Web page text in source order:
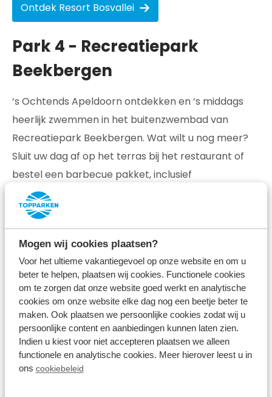
Mogen wij cookies plaatsen?
Voor het ultieme vakantiegevoel op onze website en om u
beter te helpen, plaatsen wij cookies. Functionele cookies
om te zorgen dat onze website goed werkt en analytische
cookies om onze website elke dag nog een beetje beter te
maken. Ook plaatsen we persoonlijke cookies zodat wij u
persoonlijke content en aanbiedingen kunnen laten zien.
Indien u kiest voor niet accepteren plaatsen we alleen
functionele en analytische cookies. Meer hierover leest u in
ons cookiebeleid
Ontdek Resort Bosvallei
Park 4 - Recreatiepark
Beekbergen
‘s Ochtends Apeldoorn ontdekken en ‘s middags
heerlijk zwemmen in het buitenzwembad van
Recreatiepark Beekbergen. Wat wilt u nog meer?
Sluit uw dag af op het terras bij het restaurant of
bestel een barbecue pakket, inclusief
gasbarbecue, en geniet van een lange zomeravond
met het gezin.
Ontdek Recreatiepark Beekbergen